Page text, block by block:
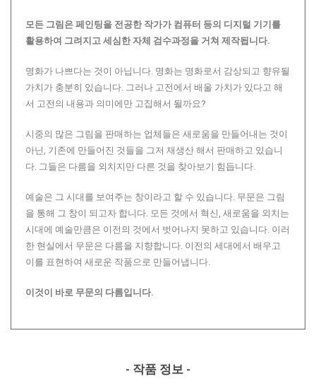
모든 그림은 페인팅을 전공한 작가가 컴퓨터 등의 디지털 기기를
활용하여 그려지고 세심한 자체 검수과정을 거쳐 제작됩니다.
명화가 나쁘다는 것이 아닙니다. 명화는 명화로서 감상되고 향유될
가치가 충분히 있습니다. 그러나 고전에서 배울 가치가 있다고 해
서 고전의 내용과 의미에만 고집해서 될까요?
시중의 많은 그림을 판매하는 업체들은 새로움을 만들어내는 것이
아닌, 기존에 만들어진 것들을 그저 재생산 해서 판매하고 있습니
다. 그들은 다름을 외치지만 다른 것을 찾아보기 힘듭니다.
예술은 그 시대를 보여주는 창이라고 할 수 있습니다. 무문은 그림
을 통해 그 창이 되고자 합니다. 모든 것에서 혁신, 새로움을 외치는
시대에 예술만큼은 이전의 것에서 벗어나지 못하고 있습니다. 이러
한 현실에서 무문은 다름을 지향합니다. 이전의 세대에서 배우고
이를 표현하여 새로운 작품으로 만들어냅니다.
이것이 바로 무문의 다름입니다.
- 작품 정보 -